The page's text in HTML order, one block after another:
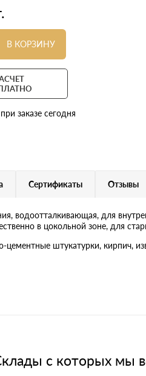
В КОРЗИНУ
заказе сегодня
Сертификаты Отзывы
водоотталкивающая, для
в цокольной зоне, для
цементные штукатурки, кирпич,
с которых мы